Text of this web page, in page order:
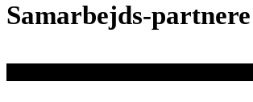
Samarbejds-partnere